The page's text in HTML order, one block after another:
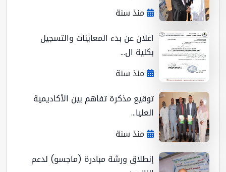
منذ سنة
اعلان عن بدء المعاينات والتسجيل
بكلية ال...
منذ سنة
توقيع مذكرة تفاهم بين الأكاديمية
العليا...
منذ سنة
إنطلاق ورشة مبادرة (ماجسو) لدعم